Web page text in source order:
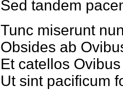
Sed tandem
Tunc miserunt
Obsides ab
Et catellos
Ut sint pacificum